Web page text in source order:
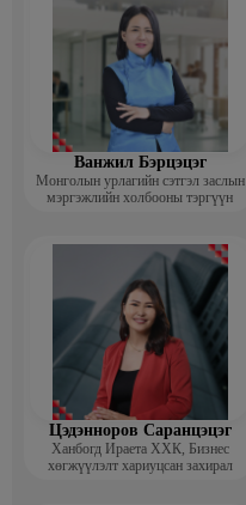
Ванжил Бэрцэцэг
Монголын урлагийн сэтгэл заслын
мэргэжлийн холбооны тэргүүн
Цэдэнноров Саранцэцэг
Ханбогд Ираета ХХК, Бизнес
хөгжүүлэлт хариуцсан захирал